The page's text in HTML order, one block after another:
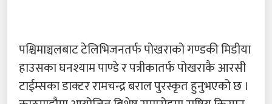
पश्चिमाञ्चलबाट टेलिभिजनतर्फ पोखराको गण्डकी मिडीया
हाउसका घनश्याम पाण्डे र पत्रीकातर्फ पोखराकै आरसी
टाईम्सका डाक्टर रामचन्द्र बराल पुरस्कृत हुनुभएको छ ।